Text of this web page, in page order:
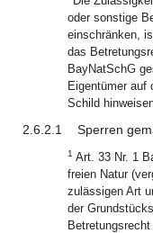
oder sonstige
einschränken,
das
BayNatSchG
Eigentümer auf
Schild
2.6.2.1 Sperren
1 Art. 33 Nr. 1
freien Natur
zulässigen Art
der